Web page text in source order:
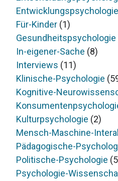
Entwicklungspsychologie
Für-Kinder (1)
Gesundheitspsychologie
In-eigener-Sache (8)
Interviews (11)
Klinische-Psychologie
Kognitive-
Kulturpsychologie (2)
Mensch-Maschine-
Pädagogische-
Politische-Psychologie
Psychologie-